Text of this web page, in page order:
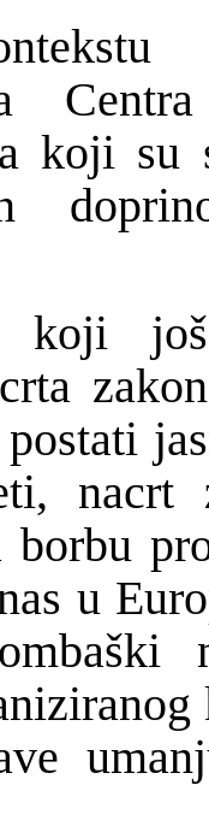
koji su
koji
nacrt
borbu
u